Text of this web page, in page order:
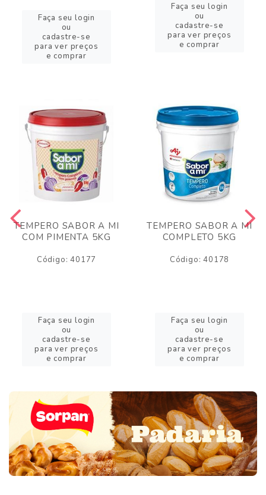
Faça seu login
ou
cadastre-se
para ver preços
e comprar
Faça seu login
ou
cadastre-se
para ver preços
e comprar
TEMPERO SABOR A MI
COM PIMENTA 5KG
Código: 40177
Faça seu login
ou
cadastre-se
para ver preços
e comprar
TEMPERO SABOR A MI
COMPLETO 5KG
Código: 40178
Faça seu login
ou
cadastre-se
para ver preços
e comprar